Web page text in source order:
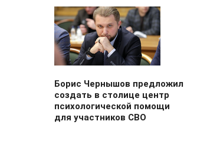
Борис Чернышов предложил
создать в столице центр
психологической помощи
для участников СВО